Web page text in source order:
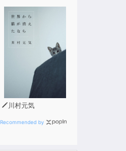
川村元気
Recommended by